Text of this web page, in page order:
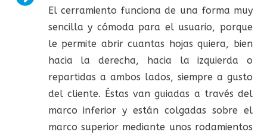
El cerramiento funciona de una forma muy
sencilla y cómoda para el usuario, porque
le permite abrir cuantas hojas quiera, bien
hacia la derecha, hacia la izquierda o
repartidas a ambos lados, siempre a gusto
del cliente. Éstas van guiadas a través del
marco inferior y están colgadas sobre el
marco superior mediante unos rodamientos